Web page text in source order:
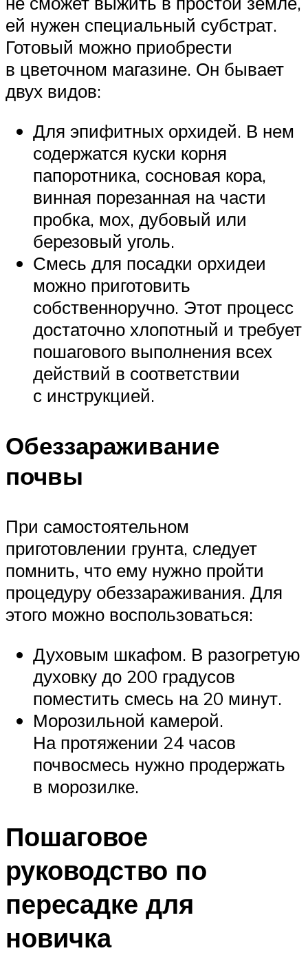
ей нужен специальный субстрат.
Готовый можно приобрести
в цветочном магазине. Он бывает
двух видов:
Для эпифитных орхидей. В нем
содержатся куски корня
папоротника, сосновая кора,
винная порезанная на части
пробка, мох, дубовый или
березовый уголь.
Смесь для посадки орхидеи
можно приготовить
собственноручно. Этот процесс
достаточно хлопотный и требует
пошагового выполнения всех
действий в соответствии
с инструкцией.
Обеззараживание
почвы
При самостоятельном
приготовлении грунта, следует
помнить, что ему нужно пройти
процедуру обеззараживания. Для
этого можно воспользоваться:
Духовым шкафом. В разогретую
духовку до 200 градусов
поместить смесь на 20 минут.
Морозильной камерой.
На протяжении 24 часов
почвосмесь нужно продержать
в морозилке.
Пошаговое
руководство по
пересадке для
новичка